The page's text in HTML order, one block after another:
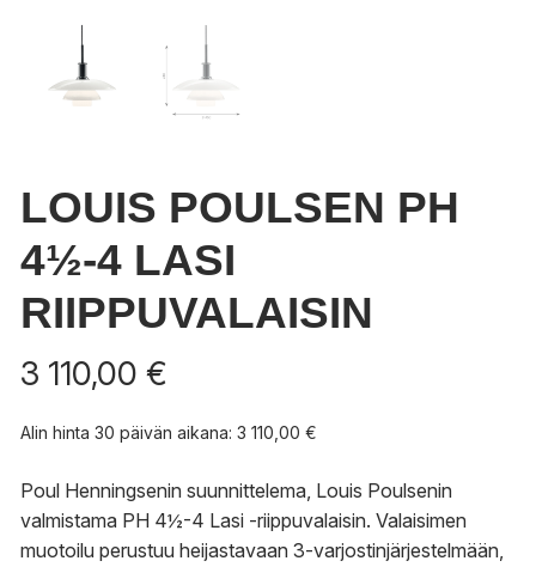
LOUIS POULSEN PH
4½-4 LASI
RIIPPUVALAISIN
3 110,00 €
Alin hinta 30 päivän aikana: 3 110,00 €
Poul Henningsenin suunnittelema, Louis Poulsenin
valmistama PH 4½-4 Lasi -riippuvalaisin. Valaisimen
muotoilu perustuu heijastavaan 3-varjostinjärjestelmään,